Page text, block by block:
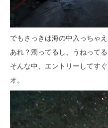
でもさっきは海の中入っちゃ
あれ？濁ってるし、うねって
そんな中、エントリーしてす
オ。